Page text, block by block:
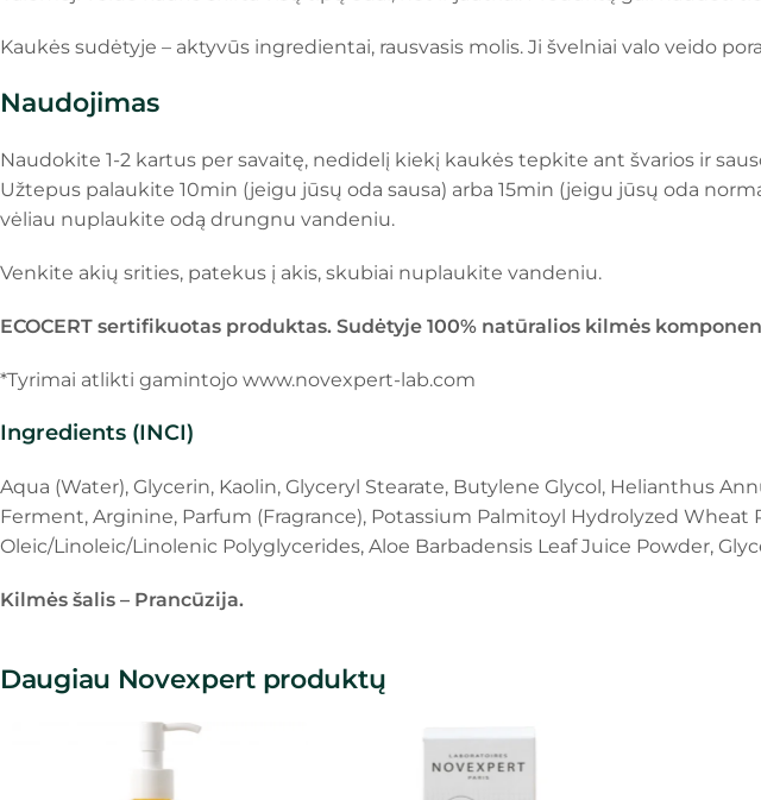
Kaukės sudėtyje – aktyvūs ingredientai, rausvasis molis. Ji švelniai valo veido
Naudojimas
Naudokite 1-2 kartus per savaitę, nedidelį kiekį kaukės tepkite ant švarios ir
Užtepus palaukite 10min (jeigu jūsų oda sausa) arba 15min (jeigu jūsų oda
vėliau nuplaukite odą drungnu vandeniu.
Venkite akių srities, patekus į akis, skubiai nuplaukite vandeniu.
ECOCERT sertifikuotas produktas. Sudėtyje 100% natūralios kilmės
*Tyrimai atlikti gamintojo www.novexpert-lab.com
Ingredients (INCI)
Aqua (Water), Glycerin, Kaolin, Glyceryl Stearate, Butylene Glycol, Helianthus
Ferment, Arginine, Parfum (Fragrance), Potassium Palmitoyl Hydrolyzed
Oleic/Linoleic/Linolenic Polyglycerides, Aloe Barbadensis Leaf Juice Powder,
Kilmės šalis – Prancūzija.
Daugiau Novexpert produktų